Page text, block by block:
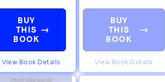
BUY
THIS
BOOK
→
View Book Details
BUY
THIS
BOOK
→
View Book Details